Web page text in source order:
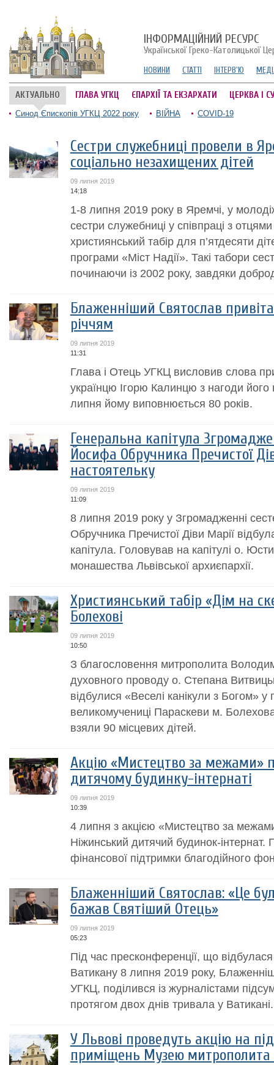
ІНФОРМАЦІЙНИЙ РЕСУРС
Української Греко-Католицької
НОВИНИ СТАТТІ ІНТЕРВ'Ю
АКТУАЛЬНО ГЛАВА УГКЦ ЄПАРХІЇ ТА ЕКЗАРХАТИ ЦЕРКВА І
Синод Єпископів УГКЦ 2022 року ВІЙНА COVID-19
Сестри служебниці провели в
соціально незахищених дітей
09 липня 2019
14:18
1-8 липня 2019 року в Яремчі, у
сестри служебниці у співпраці з
християнський табір для п’ятдесяти
програми «Міст Надії». Такі табори
починаючи із 2002 року, завдяки
Блаженніший Святослав
річчям
09 липня 2019
11:31
Глава і Отець УГКЦ висловив слова
українцю Ігорю Калинцю з нагоди
липня йому виповнюється 80 років.
Генеральна капітула
Йосифа Обручника Пречистої
настоятельку
09 липня 2019
11:09
8 липня 2019 року у Згромадженні
Обручника Пречистої Діви Марії
капітула. Головував на капітулі о.
монашества Львівської архиєпархії.
Християнський табір «Дім на
Болехові
09 липня 2019
10:50
З благословення митрополита
духовного проводу о. Степана
відбулися «Веселі канікули з Богом» у
великомучениці Параскеви м.
взяли 90 місцевих дітей.
Акцію «Мистецтво за межами»
дитячому будинку-інтернаті
09 липня 2019
10:39
4 липня з акцією «Мистецтво за
Ніжинський дитячий будинок-інтернат.
фінансової підтримки благодійного
Блаженніший Святослав: «Це
бажав Святіший Отець»
09 липня 2019
05:23
Під час пресконференції, що
Ватикану 8 липня 2019 року,
УГКЦ, поділився із журналістами
протягом двох днів тривала у Ватикані.
У Львові проведуть акцію на
приміщень Музею